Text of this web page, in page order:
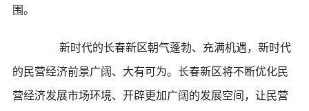
围。
新时代的长春新区朝气蓬勃、充满机遇，新时代
的民营经济前景广阔、大有可为。长春新区将不断优化民
营经济发展市场环境、开辟更加广阔的发展空间，让民营